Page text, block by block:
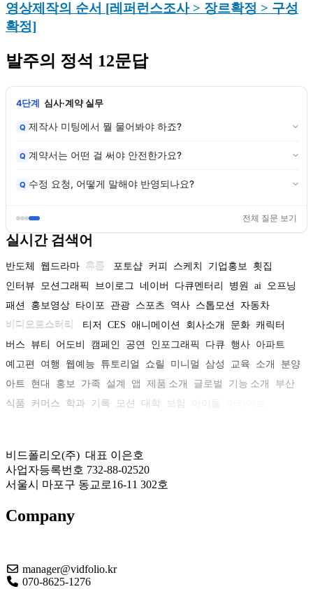
영상제작의 순서 [레퍼런스조사 > 장르확정 > 구성
확정]
발주의 정석 12문답
4단계 심사·계약 실무
Q 제작사 미팅에서 뭘 물어봐야 하죠?
Q 계약서는 어떤 걸 써야 안전한가요?
Q 수정 요청, 어떻게 말해야 반영되나요?
전체 질문 보기
실시간 검색어
반도체 웹드라마 휴롬 포토샵 커피 스케치 기업홍보
횟집
인터뷰
모션그래픽 브이로그 네이버 다큐멘터리 병원 ai 오프닝
패션
홍보영상 타이포 관광 스포츠 역사 스톱모션
자동차
비디오로스터리
티저 CES 애니메이션 회사소개 문화 캐릭터
버스
뷰티 어도비 캠페인 공연 인포그래픽 다큐 행사 아파트
예고편
여행 웹예능 튜토리얼 쇼릴 미니멀 삼성 교육 소개
분양
아트
현대 홍보 가족 설계 앱 제품 소개 글로벌 기능 소개
부산
식품
커머스 학과 기록 모션 대학 보험
비드폴리오(주) 대표 이은호
사업자등록번호 732-88-02520
서울시 마포구 동교로16-11 302호
Company
manager@vidfolio.kr
070-8625-1276